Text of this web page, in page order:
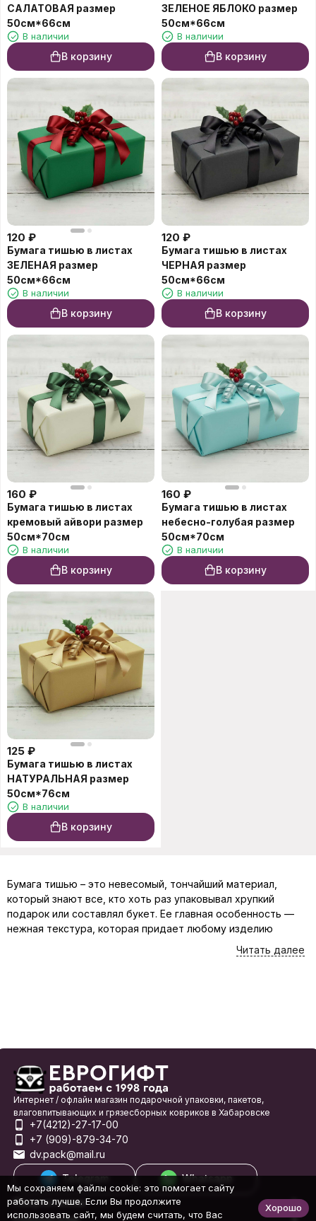
САЛАТОВАЯ размер
50см*66см
В наличии
В корзину
ЗЕЛЕНОЕ ЯБЛОКО размер
50см*66см
В наличии
В корзину
120 ₽
Бумага тишью в листах
ЗЕЛЕНАЯ размер
50см*66см
В наличии
В корзину
120 ₽
Бумага тишью в листах
ЧЕРНАЯ размер
50см*66см
В наличии
В корзину
160 ₽
Бумага тишью в листах
кремовый айвори размер
50см*70см
В наличии
В корзину
160 ₽
Бумага тишью в листах
небесно-голубая размер
50см*70см
В наличии
В корзину
125 ₽
Бумага тишью в листах
НАТУРАЛЬНАЯ размер
50см*76см
В наличии
В корзину
Бумага тишью – это невесомый, тончайший материал,
который знают все, кто хоть раз упаковывал хрупкий
подарок или составлял букет. Ее главная особенность —
нежная текстура, которая придает любому изделию
воздушность и утонченность. Тишью делают из
целлюлозы, что делает ее экологичной и биоразлагаемой.
используют как обертку для небольших подарков, таких
как украшения или косметика. Тонкость бумаги позволяет
создавать аккуратные складки, а многослойность
добавляет пышности. Она также прекрасно сочетается с
лентами, наклейками и другими декоративными
элементами.
Почему бумага тишью так популярна
для подарков?
Читать далее
Интернет / офлайн магазин подарочной упаковки, пакетов,
влаговпитывающих и грязесборных ковриков в Хабаровске
+7(4212)-27-17-00
+7 (909)-879-34-70
dv.pack@mail.ru
Telegram
Whatsapp
Покупателям
Мы сохраняем файлы cookie: это помогает сайту
работать лучше. Если Вы продолжите
использовать сайт, мы будем считать, что Вас
Хорошо